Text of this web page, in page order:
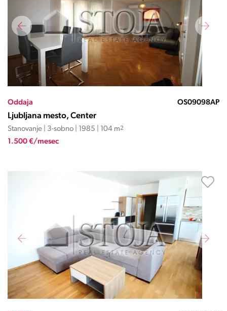
Oddaja OS09098AP
Ljubljana mesto, Center
Stanovanje | 3-sobno | 1985 | 104 m2
1.500 €/mesec